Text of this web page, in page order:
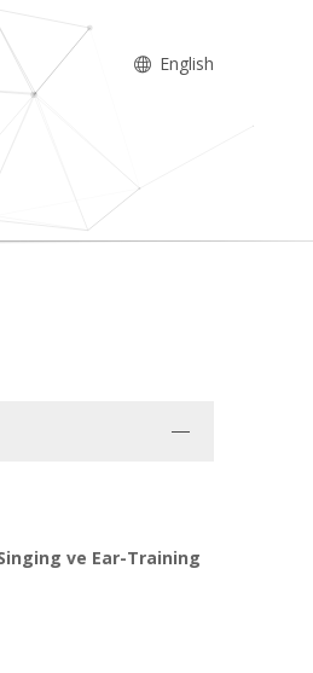
English
ve Ear-Training